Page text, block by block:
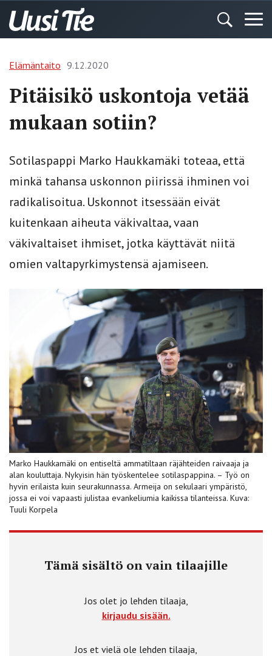
Elämäntaito 9.12.2020
Pitäisikö uskontoja vetää
mukaan sotiin?
Sotilaspappi Marko Haukkamäki toteaa, että
minkä tahansa uskonnon piirissä ihminen voi
radikalisoitua. Uskonnot itsessään eivät
kuitenkaan aiheuta väkivaltaa, vaan
väkivaltaiset ihmiset, jotka käyttävät niitä
omien valtapyrkimystensä ajamiseen.
Marko Haukkamäki on entiseltä ammatiltaan räjähteiden raivaaja ja
alan kouluttaja. Nykyisin hän työskentelee sotilaspappina. – Työ on
hyvin erilaista kuin seurakunnassa. Armeija on sekulaari ympäristö,
jossa ei voi vapaasti julistaa evankeliumia kaikissa tilanteissa. Kuva:
Tuuli Korpela
Tämä sisältö on vain tilaajille
Jos olet jo lehden tilaaja,
kirjaudu sisään.
Jos et vielä ole lehden tilaaja,